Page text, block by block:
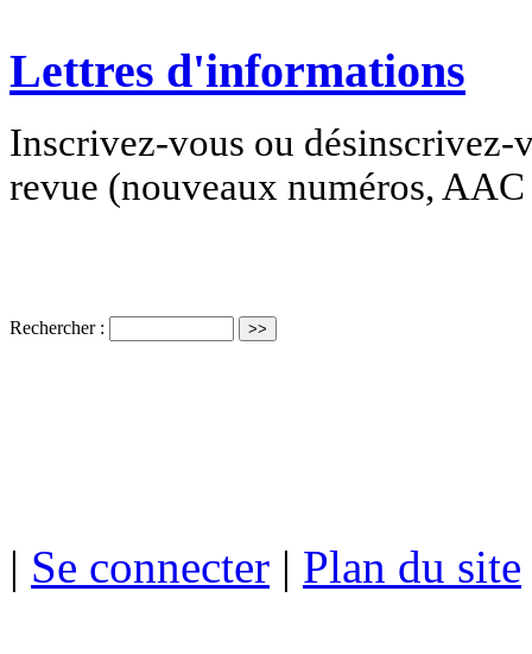
Lettres d'informations
Inscrivez-vous ou
revue (nouveaux numéros,
Rechercher :
| Se connecter | Plan du site